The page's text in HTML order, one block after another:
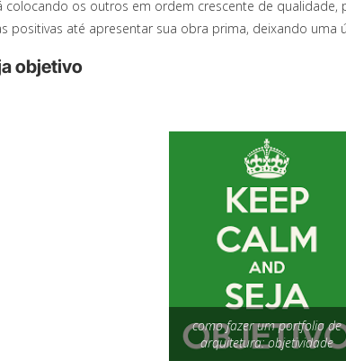
colocando os outros em ordem crescente de qualidade,
positivas até apresentar sua obra prima, deixando uma
objetivo
como fazer um portfolio de
arquitetura: objetividade